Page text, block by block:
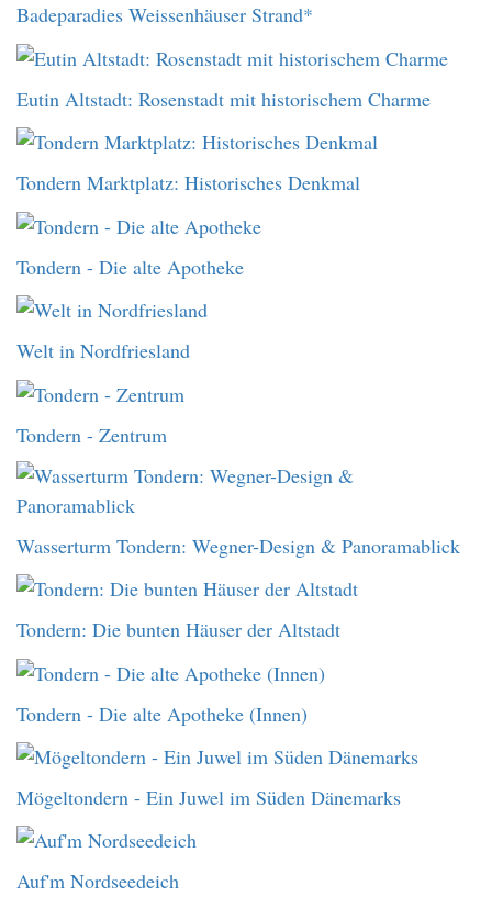
Badeparadies Weissenhäuser Strand*
Eutin Altstadt: Rosenstadt mit historischem Charme
Tondern Marktplatz: Historisches Denkmal
Tondern - Die alte Apotheke
Welt in Nordfriesland
Tondern - Zentrum
Wasserturm Tondern: Wegner-Design & Panoramablick
Tondern: Die bunten Häuser der Altstadt
Tondern - Die alte Apotheke (Innen)
Mögeltondern - Ein Juwel im Süden Dänemarks
Auf'm Nordseedeich